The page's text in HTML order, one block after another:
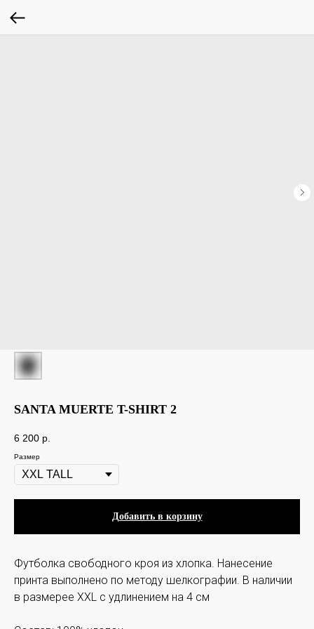
SANTA MUERTE T-SHIRT 2
6 200 p.
Размер
Добавить в корзину
Футболка свободного кроя из хлопка. Нанесение
принта выполнено по методу шелкографии. В наличии
в размерее XXL c удлинением на 4 см